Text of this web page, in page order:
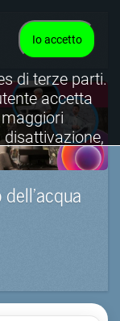
Io accetto
di terze parti.
accetta
cookies